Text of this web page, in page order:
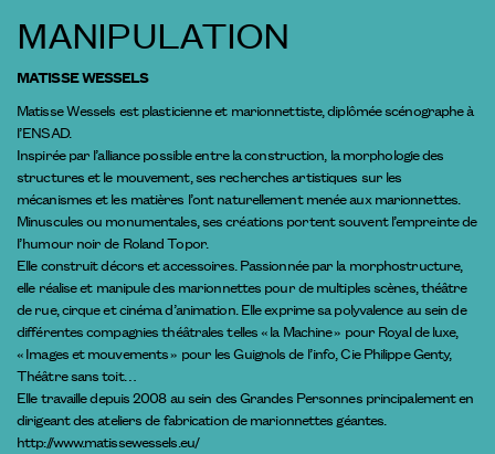
MANIPULATION
MATISSE WESSELS
Matisse Wessels est plasticienne et marionnettiste, diplômée scénographe à
l’ENSAD.
Inspirée par l’alliance possible entre la construction, la morphologie des
structures et le mouvement, ses recherches artistiques sur les
mécanismes et les matières l’ont naturellement menée aux marionnettes.
Minuscules ou monumentales, ses créations portent souvent l’empreinte de
l’humour noir de Roland Topor.
Elle construit décors et accessoires. Passionnée par la morphostructure,
elle réalise et manipule des marionnettes pour de multiples scènes, théâtre
de rue, cirque et cinéma d’animation. Elle exprime sa polyvalence au sein de
différentes compagnies théâtrales telles « la Machine » pour Royal de luxe,
« Images et mouvements » pour les Guignols de l’info, Cie Philippe Genty,
Théâtre sans toit…
Elle travaille depuis 2008 au sein des Grandes Personnes principalement en
dirigeant des ateliers de fabrication de marionnettes géantes.
http://www.matissewessels.eu/